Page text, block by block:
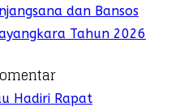
dan Bansos
Tahun 2026
Hadiri Rapat